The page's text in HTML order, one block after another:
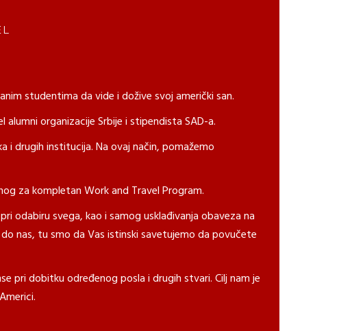
studentima da vide i dožive svoj američki san.
organizacije Srbije i stipendista SAD-a.
i drugih institucija. Na ovaj način, pomažemo
za kompletan Work and Travel Program.
odabiru svega, kao i samog usklađivanja obaveza na
nas, tu smo da Vas istinski savetujemo da povučete
pri dobitku određenog posla i drugih stvari. Cilj nam je